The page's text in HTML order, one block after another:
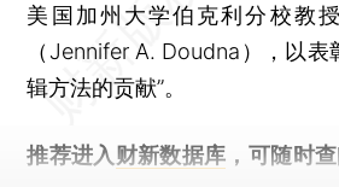
美国加州大学伯克利分校教
（Jennifer A. Doudna），以表
辑方法的贡献”。
推荐进入 财新数据库 ，可随时